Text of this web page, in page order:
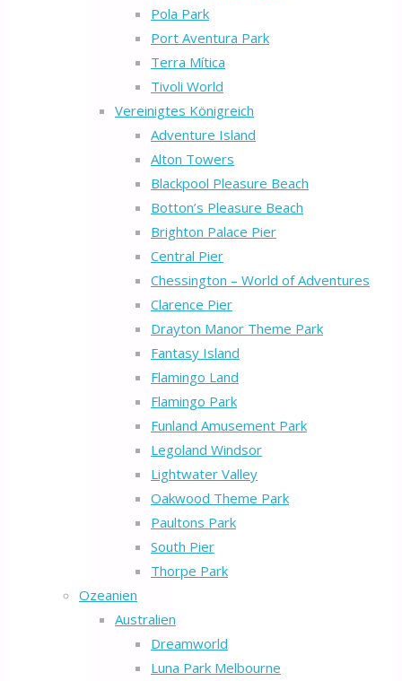
Pola Park
Port Aventura Park
Terra Mítica
Tivoli World
Vereinigtes Königreich
Adventure Island
Alton Towers
Blackpool Pleasure Beach
Botton’s Pleasure Beach
Brighton Palace Pier
Central Pier
Chessington – World of Adventures
Clarence Pier
Drayton Manor Theme Park
Fantasy Island
Flamingo Land
Flamingo Park
Funland Amusement Park
Legoland Windsor
Lightwater Valley
Oakwood Theme Park
Paultons Park
South Pier
Thorpe Park
Ozeanien
Australien
Dreamworld
Luna Park Melbourne